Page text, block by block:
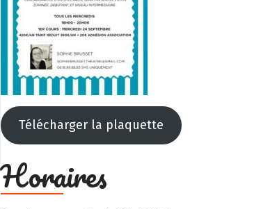
Télécharger la plaquette
Horaires